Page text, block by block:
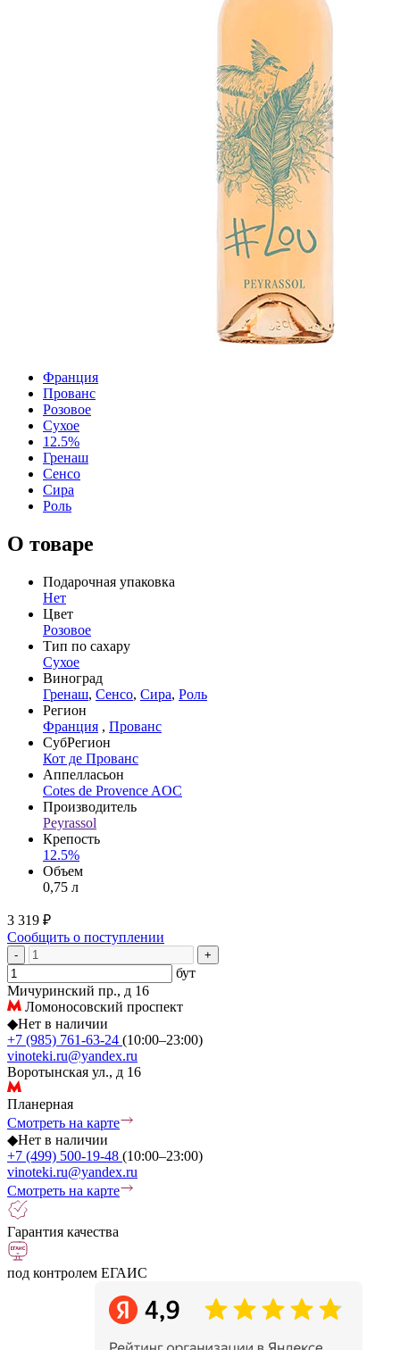
Франция
Прованс
Розовое
Сухое
12.5%
Гренаш
Сенсо
Сира
Роль
О товаре
Подарочная упаковка
Нет
Цвет
Розовое
Тип по сахару
Сухое
Виноград
Гренаш, Сенсо, Сира, Роль
Регион
Франция , Прованс
СубРегион
Кот де Прованс
Аппелласьон
Cotes de Provence AOC
Производитель
Peyrassol
Крепость
12.5%
Объем
0,75 л
3 319 ₽
Сообщить о поступлении
- +
бут
Мичуринский пр., д 16
Ломоносовский проспект
◆Нет в наличии
+7 (985) 761-63-24 (10:00–23:00)
vinoteki.ru@yandex.ru
Воротынская ул., д 16
Планерная
Смотреть на карте
◆Нет в наличии
+7 (499) 500-19-48 (10:00–23:00)
vinoteki.ru@yandex.ru
Смотреть на карте
Гарантия качества
под контролем ЕГАИС